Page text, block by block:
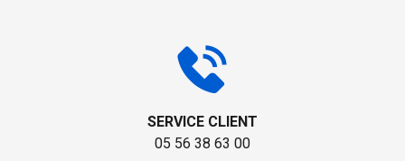
SERVICE CLIENT
05 56 38 63 00